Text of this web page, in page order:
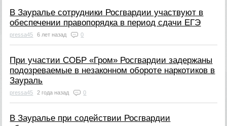
В Зауралье сотрудники Росгвардии участвуют в
обеспечении правопорядка в период сдачи ЕГЭ
pressa45 6 лет назад 0
При участии СОБР «Гром» Росгвардии задержаны
подозреваемые в незаконном обороте наркотиков в
Заураль
pressa45 2 года назад 0
В Зауралье при содействии Росгвардии